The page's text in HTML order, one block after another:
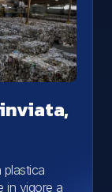
plastica
in vigore a